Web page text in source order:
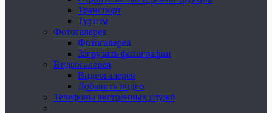
Транспорт
Туризм
Фотогалерея
Фотогалерея
Загрузить фотографии
Видеогалерея
Видеогалерея
Добавить видео
Телефоны экстренных служб